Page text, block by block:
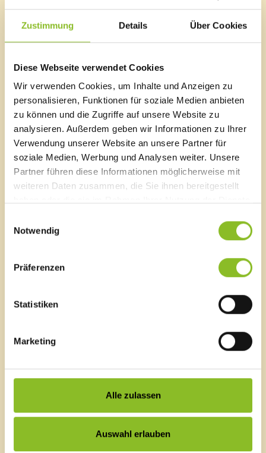
Zustimmung Details Über Cookies
Diese Webseite verwendet Cookies
Wir verwenden Cookies, um Inhalte und Anzeigen zu
personalisieren, Funktionen für soziale Medien anbieten
zu können und die Zugriffe auf unsere Website zu
analysieren. Außerdem geben wir Informationen zu Ihrer
Verwendung unserer Website an unsere Partner für
soziale Medien, Werbung und Analysen weiter. Unsere
Partner führen diese Informationen möglicherweise mit
weiteren Daten zusammen, die Sie ihnen bereitgestellt
Notwendig
Präferenzen
Statistiken
Marketing
Alle zulassen
Auswahl erlauben
Zwischenzeitlich haben die zuständigen
Gesundheitsbehörden keine neuen Fälle vermeldet.
Die Marktgemeinde bittet alle Eltern, nach wie vor auf
Arzt oder Ärztin bei folgenden Symptomen
aufsuchen:
blutige Durchfälle
schlechter Allgemeinzustand
verminderte Harnausscheidung
Lidödeme (Augenlid-Schwellung)
Blässe und Blutungsneigung
Links:
(Bericht vom 06.06.2023)
Darminfektion bei Kindern und Jugendlichen in
Sägenplatz 1
Lageplan
E-Mail an das Gemeindeamt